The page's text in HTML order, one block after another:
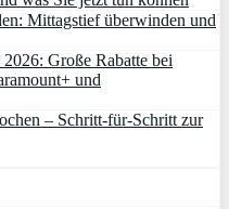
Mittagstief überwinden und
Große Rabatte bei
und
– Schritt‑für‑Schritt zur